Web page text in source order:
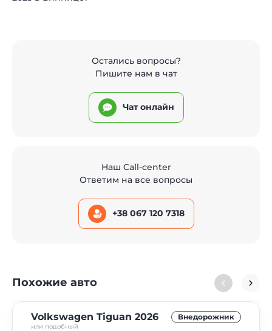
Остались вопросы?
Пишите нам в чат
Чат онлайн
Наш Call-center
Ответим на все вопросы
+38 067 120 7318
Похожие авто
Volkswagen Tiguan 2026
или подобный
Внедорожник